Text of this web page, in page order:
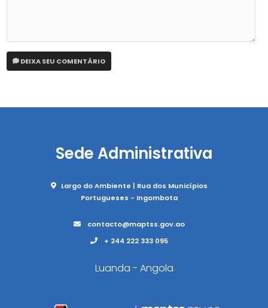
DEIXA SEU COMENTÁRIO
Sede Administrativa
Largo do Ambiente | Rua dos Municípios
Portugueses - Ingombota
contacto@maptss.gov.ao
+ 244 222 333 095
Luanda - Angola